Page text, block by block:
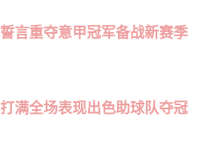
言重夺意甲冠军备战新赛季
满全场表现出色助球队夺冠